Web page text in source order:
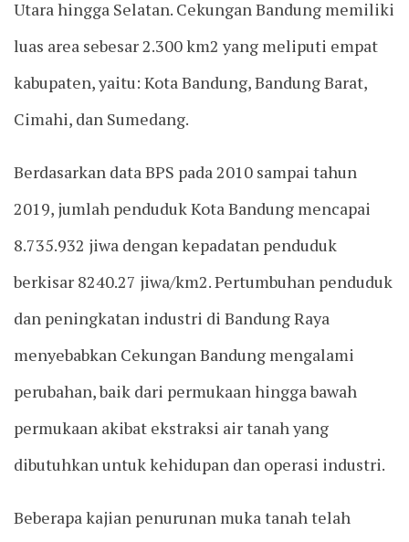
Utara hingga Selatan. Cekungan Bandung memiliki
luas area sebesar 2.300 km2 yang meliputi empat
kabupaten, yaitu: Kota Bandung, Bandung Barat,
Cimahi, dan Sumedang.
Berdasarkan data BPS pada 2010 sampai tahun
2019, jumlah penduduk Kota Bandung mencapai
8.735.932 jiwa dengan kepadatan penduduk
berkisar 8240.27 jiwa/km2. Pertumbuhan penduduk
dan peningkatan industri di Bandung Raya
menyebabkan Cekungan Bandung mengalami
perubahan, baik dari permukaan hingga bawah
permukaan akibat ekstraksi air tanah yang
dibutuhkan untuk kehidupan dan operasi industri.
Beberapa kajian penurunan muka tanah telah